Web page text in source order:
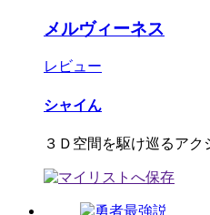
メルヴィーネス
レビュー
シャイん
３Ｄ空間を駆け巡るアク